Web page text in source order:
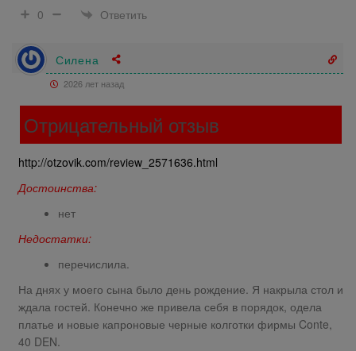
0
Ответить
Силена
2026 лет назад
Отрицательный отзыв
http://otzovik.com/review_2571636.html
Достоинства:
нет
Недостатки:
перечислила.
На днях у моего сына было день рождение. Я накрыла стол и
ждала гостей. Конечно же привела себя в порядок, одела
платье и новые капроновые черные колготки фирмы Conte,
40 DEN.